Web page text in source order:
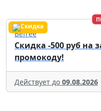
Befree
Скидка -500 руб на
промокоду!
Действует до 09.08.2026